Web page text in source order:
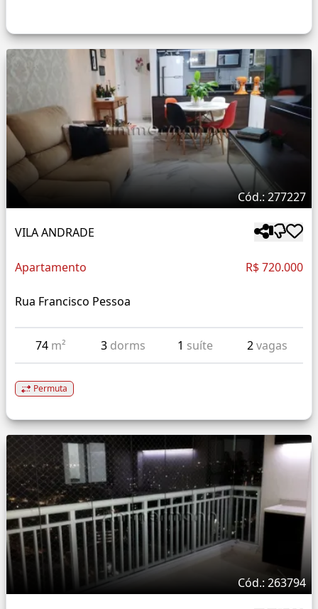
Cód.: 277227
VILA ANDRADE
Apartamento R$ 720.000
Rua Francisco Pessoa
74 m² 3 dorms 1 suíte 2vagas
Permuta
Cód.: 263794